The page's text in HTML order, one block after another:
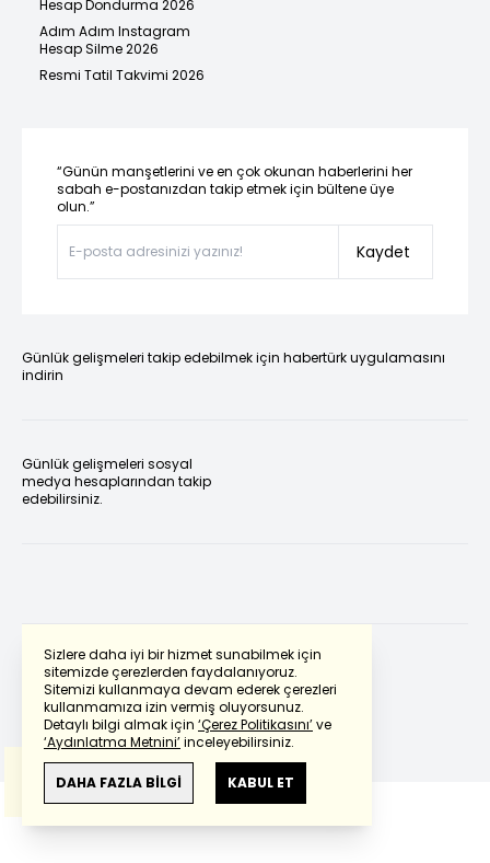
Sizlere daha iyi bir hizmet sunabilmek için
sitemizde çerezlerden faydalanıyoruz.
Sitemizi kullanmaya devam ederek çerezleri
kullanmamıza izin vermiş oluyorsunuz.
Detaylı bilgi almak için ‘Çerez Politikasını’ve
‘Aydınlatma Metnini’inceleyebilirsiniz.
DAHA FAZLA BİLGİ KABUL ET
Hesap Dondurma 2026
Adım Adım Instagram
Hesap Silme 2026
Resmi Tatil Takvimi 2026
“Günün manşetlerini ve en çok okunan haberlerini her
sabah e-postanızdan takip etmek için bültene üye
olun.”
Kaydet
Günlük gelişmeleri takip edebilmek için habertürk uygulamasını
indirin
Günlük gelişmeleri sosyal
medya hesaplarından takip
edebilirsiniz.
Powered by Translate
Bu çevirideGoogle Transletekullanılmıştır.
Anlam ve çeviri hatalarından
haberturk.com
sorumlu değildir.